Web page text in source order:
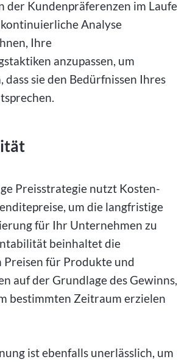
der Kundenpräferenzen im Laufe
Analyse
Ihre
anzupassen, um
dass sie den Bedürfnissen Ihres
Preisstrategie nutzt Kosten-
um die langfristige
für Ihr Unternehmen zu
beinhaltet die
Preisen für Produkte und
auf der Grundlage des Gewinns,
bestimmten Zeitraum erzielen
ist ebenfalls unerlässlich, um